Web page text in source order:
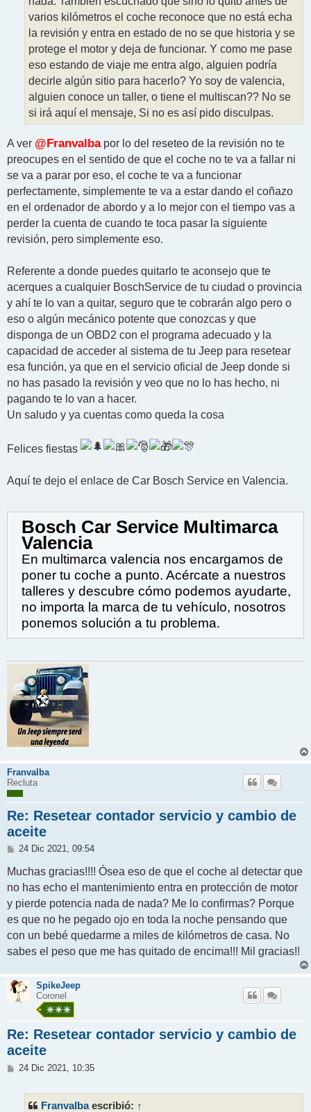
varios kilómetros el coche reconoce que no está echa
la revisión y entra en estado de no se que historia y se
protege el motor y deja de funcionar. Y como me pase
eso estando de viaje me entra algo, alguien podría
decirle algún sitio para hacerlo? Yo soy de valencia,
alguien conoce un taller, o tiene el multiscan?? No se
si irá aquí el mensaje, Si no es así pido disculpas.
A ver @Franvalbapor lo del reseteo de la revisión no te
preocupes en el sentido de que el coche no te va a fallar ni
se va a parar por eso, el coche te va a funcionar
perfectamente, simplemente te va a estar dando el coñazo
en el ordenador de abordo y a lo mejor con el tiempo vas a
perder la cuenta de cuando te toca pasar la siguiente
revisión, pero simplemente eso.
Referente a donde puedes quitarlo te aconsejo que te
acerques a cualquier BoschService de tu ciudad o provincia
y ahí te lo van a quitar, seguro que te cobrarán algo pero o
eso o algún mecánico potente que conozcas y que
disponga de un OBD2 con el programa adecuado y la
capacidad de acceder al sistema de tu Jeep para resetear
esa función, ya que en el servicio oficial de Jeep donde si
no has pasado la revisión y veo que no lo has hecho, ni
pagando te lo van a hacer.
Un saludo y ya cuentas como queda la cosa
Felices fiestas
Aquí te dejo el enlace de Car Bosch Service en Valencia.
Bosch Car Service Multimarca
Valencia
En multimarca valencia nos encargamos de
poner tu coche a punto. Acércate a nuestros
talleres y descubre cómo podemos ayudarte,
no importa la marca de tu vehículo, nosotros
ponemos solución a tu problema.
Franvalba
Recluta
Re: Resetear contador servicio y cambio de
aceite
M
n
a
j
e
24 Dic 2021, 09:54
Muchas gracias!!!! Ósea eso de que el coche al detectar que
no has echo el mantenimiento entra en protección de motor
y pierde potencia nada de nada? Me lo confirmas? Porque
es que no he pegado ojo en toda la noche pensando que
con un bebé quedarme a miles de kilómetros de casa. No
sabes el peso que me has quitado de encima!!! Mil gracias!!
SpikeJeep
Coronel
Re: Resetear contador servicio y cambio de
aceite
M
24 Dic 2021, 10:35
Franvalbaescribió: ↑